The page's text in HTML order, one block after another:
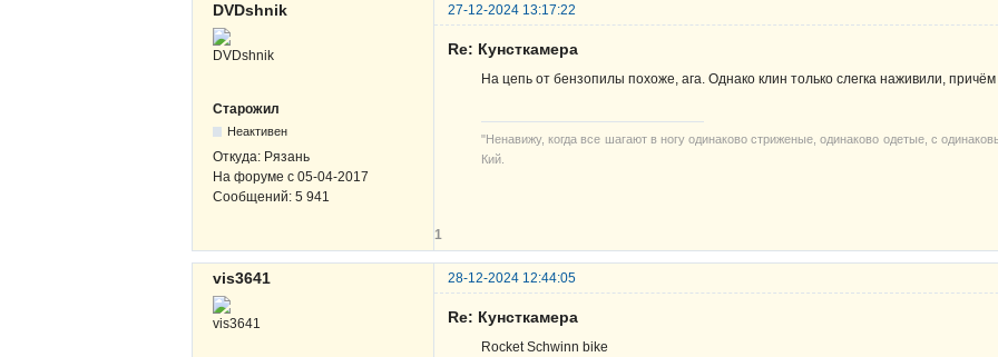
DVDshnik 27-12-2024 13:17:22
Старожил
Неактивен
Откуда: Рязань
На форуме с 05-04-2017
Сообщений: 5 941
Re: Кунсткамера
На цепь от бензопилы похоже, ага. Однако клин только слегка наживили,
"Ненавижу, когда все шагают в ногу одинаково стриженые, одинаково одетые, с
Кий.
1
vis3641 28-12-2024 12:44:05
Re: Кунсткамера
Rocket Schwinn bike